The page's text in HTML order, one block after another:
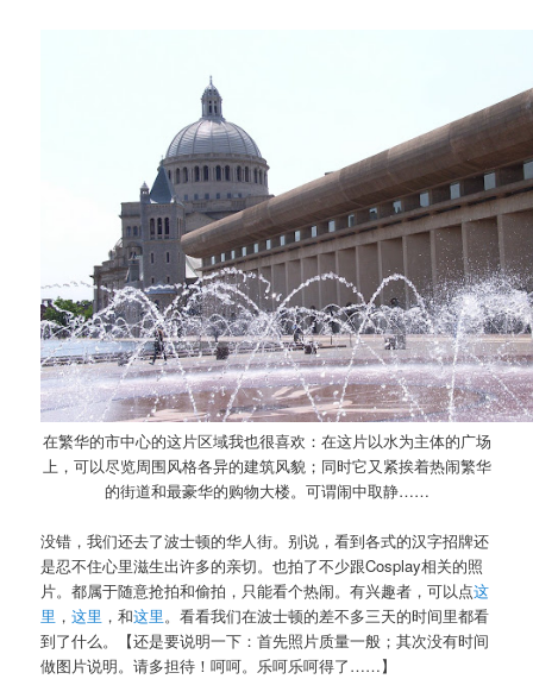
在繁华的市中心的这片区域我也很喜欢：在这片以水为主体的广场
上，可以尽览周围风格各异的建筑风貌；同时它又紧挨着热闹繁华
的街道和最豪华的购物大楼。可谓闹中取静……
没错，我们还去了波士顿的华人街。别说，看到各式的汉字招牌还
是忍不住心里滋生出许多的亲切。也拍了不少跟Cosplay相关的照
片。都属于随意抢拍和偷拍，只能看个热闹。有兴趣者，可以点这
里 ，这里 ，和这里。看看我们在波士顿的差不多三天的时间里都看
到了什么。【还是要说明一下：首先照片质量一般；其次没有时间
做图片说明。请多担待！呵呵。乐呵乐呵得了……】